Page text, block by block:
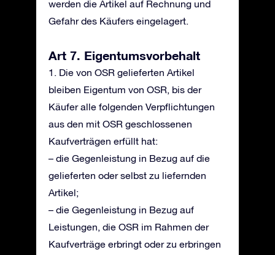
werden die Artikel auf Rechnung und
Gefahr des Käufers eingelagert.
Art 7. Eigentumsvorbehalt
1. Die von OSR gelieferten Artikel
bleiben Eigentum von OSR, bis der
Käufer alle folgenden Verpflichtungen
aus den mit OSR geschlossenen
Kaufverträgen erfüllt hat:
– die Gegenleistung in Bezug auf die
gelieferten oder selbst zu liefernden
Artikel;
– die Gegenleistung in Bezug auf
Leistungen, die OSR im Rahmen der
Kaufverträge erbringt oder zu erbringen